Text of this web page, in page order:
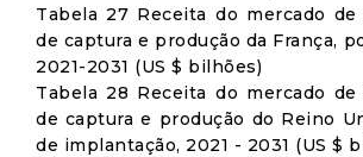
Tabela 27 Receita do mercado
de captura e produção da França,
2021-2031 (US $ bilhões)
Tabela 28 Receita do mercado
de captura e produção do Reino
de implantação, 2021 - 2031 (US $